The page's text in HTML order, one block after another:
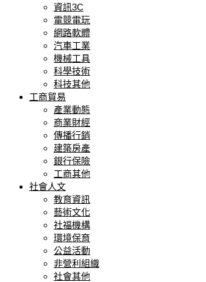
資訊3C
電競電玩
網路軟體
汽車工業
機械工具
科學技術
科技其他
工商貿易
產業動態
商業財經
傳播行銷
建築房產
銀行保險
工商其他
社會人文
教育資訊
藝術文化
社福機構
環境保育
公益活動
非營利組織
社會其他